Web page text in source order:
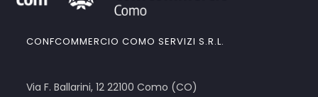
CONFCOMMERCIO COMO SERVIZI S.R.L.
Via F. Ballarini, 12 22100 Como (CO)